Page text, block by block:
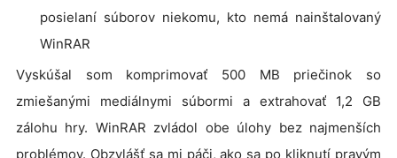
posielaní súborov niekomu, kto nemá nainštalovaný
WinRAR
Vyskúšal som komprimovať 500 MB priečinok so
zmiešanými mediálnymi súbormi a extrahovať 1,2 GB
zálohu hry. WinRAR zvládol obe úlohy bez najmenších
problémov. Obzvlášť sa mi páči, ako sa po kliknutí pravým